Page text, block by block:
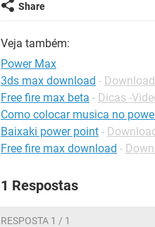
Share
Veja também:
Power Max
3ds max download -
Free fire max beta - Dicas -
Como colocar musica no
Baixaki power point -
Free fire max download -
1 Respostas
RESPOSTA 1 / 1